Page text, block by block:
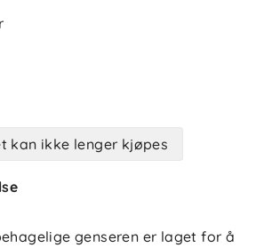
kan ikke lenger kjøpes
genseren er laget for å